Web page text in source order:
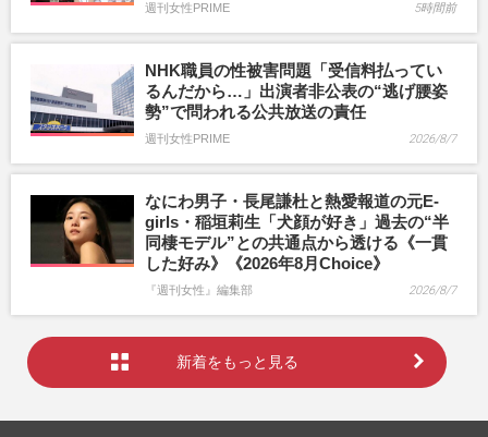
週刊女性PRIME 5時間前
NHK職員の性被害問題「受信料払ってい
るんだから…」出演者非公表の“逃げ腰姿
勢”で問われる公共放送の責任
週刊女性PRIME 2026/8/7
なにわ男子・長尾謙杜と熱愛報道の元E-
girls・稲垣莉生「犬顔が好き」過去の“半
同棲モデル”との共通点から透ける《一貫
した好み》《2026年8月Choice》
『週刊女性』編集部 2026/8/7
新着をもっと見る